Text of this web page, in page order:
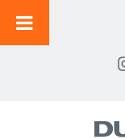
PARA
O